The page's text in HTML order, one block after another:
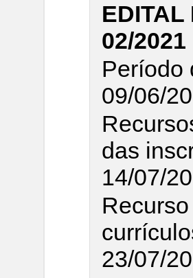
EDITAL
02/2021
Período
09/06/
das
14/07/
23/07/